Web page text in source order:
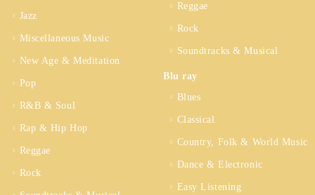
Jazz
Miscellaneous Music
New Age & Meditation
Pop
R&B & Soul
Rap & Hip Hop
Reggae
Rock
Reggae
Rock
Soundtracks & Musical
Blu ray
Blues
Classical
Country, Folk & World Music
Dance & Electronic
Easy Listening